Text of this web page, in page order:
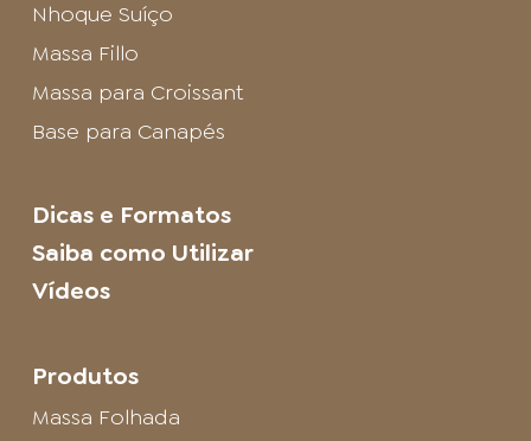
Nhoque Suíço
Massa Fillo
Massa para Croissant
Base para Canapés
Dicas e Formatos
Saiba como Utilizar
Vídeos
Produtos
Massa Folhada